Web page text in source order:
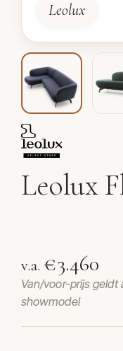
Leolux
Leolux
v.a. €3.460
Van/voor-prijs geldt
showmodel